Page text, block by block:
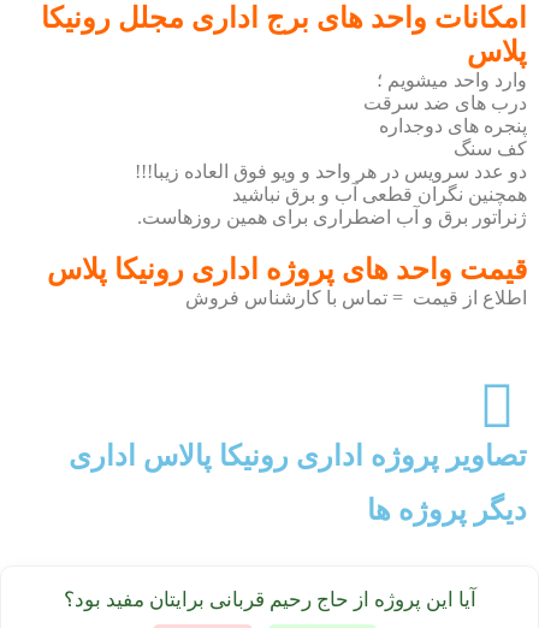
امکانات واحد های برج اداری مجلل رونیکا
پلاس
وارد واحد میشویم ؛
درب های ضد سرقت
پنجره های دوجداره
کف سنگ
دو عدد سرویس در هر واحد و ویو فوق العاده زیبا!!!
همچنین نگران قطعی آب و برق نباشید
ژنراتور برق و آب اضطراری برای همین روزهاست.
قیمت واحد های پروژه اداری رونیکا پلاس
اطلاع از قیمت = تماس با کارشناس فروش
تصاویر پروژه اداری رونیکا پالاس اداری
دیگر پروژه ها
آیا این پروژه از حاج رحیم قربانی برایتان مفید بود؟